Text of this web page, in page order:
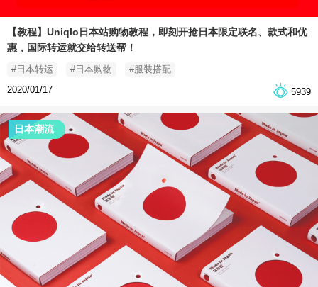
【教程】Uniqlo日本站购物教程，即刻开抢日本限定联名、款式和优
惠，国际转运就交给转送帮！
#日本转运 #日本购物
#服装搭配
2020/01/17
5939
日本潮流